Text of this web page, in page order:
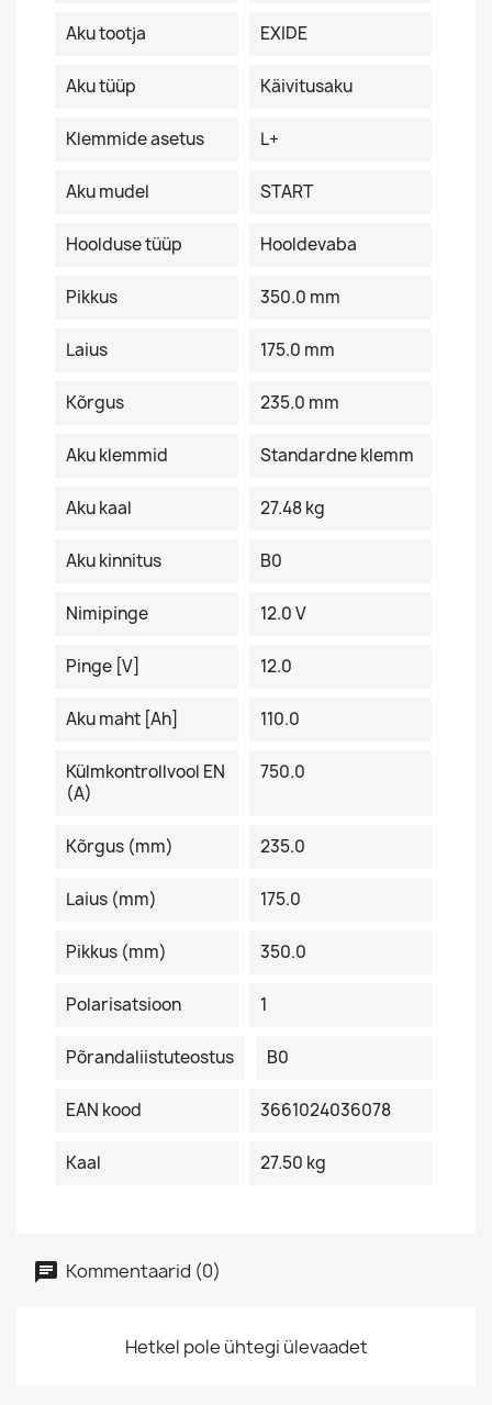
Aku tootja EXIDE
Aku tüüp Käivitusaku
Klemmide asetus L+
Aku mudel START
Hoolduse tüüp Hooldevaba
Pikkus 350.0 mm
Laius 175.0 mm
Kõrgus 235.0 mm
Aku klemmid Standardne klemm
Aku kaal 27.48 kg
Aku kinnitus B0
Nimipinge 12.0 V
Pinge [V] 12.0
Aku maht [Ah] 110.0
Külmkontrollvool EN
(A)
750.0
Kõrgus (mm) 235.0
Laius (mm) 175.0
Pikkus (mm) 350.0
Polarisatsioon 1
Põrandaliistuteostus B0
EAN kood 3661024036078
Kaal 27.50 kg
Kommentaarid (0)
Hetkel pole ühtegi ülevaadet